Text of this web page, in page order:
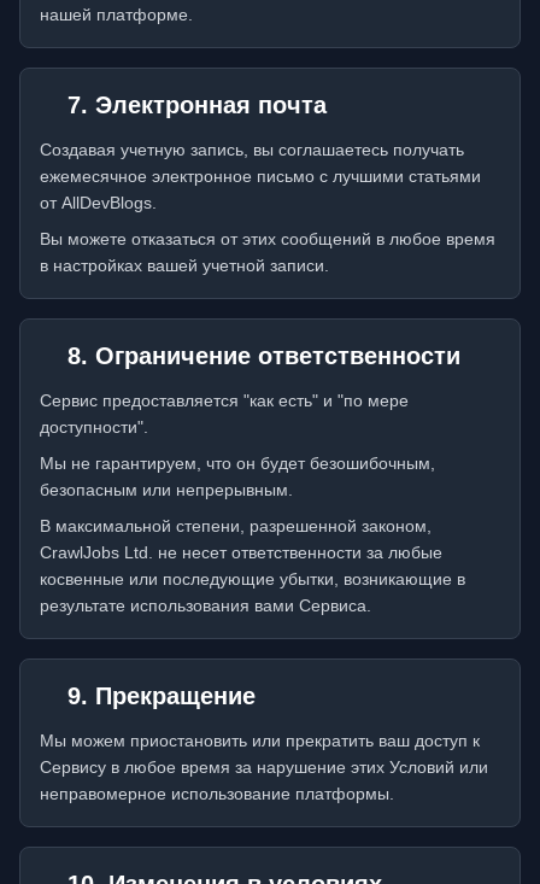
нашей платформе.
7. Электронная почта
Создавая учетную запись, вы соглашаетесь получать
ежемесячное электронное письмо с лучшими статьями
от AllDevBlogs.
Вы можете отказаться от этих сообщений в любое время
в настройках вашей учетной записи.
8. Ограничение ответственности
Сервис предоставляется "как есть" и "по мере
доступности".
Мы не гарантируем, что он будет безошибочным,
безопасным или непрерывным.
В максимальной степени, разрешенной законом,
CrawlJobs Ltd. не несет ответственности за любые
косвенные или последующие убытки, возникающие в
результате использования вами Сервиса.
9. Прекращение
Мы можем приостановить или прекратить ваш доступ к
Сервису в любое время за нарушение этих Условий или
неправомерное использование платформы.